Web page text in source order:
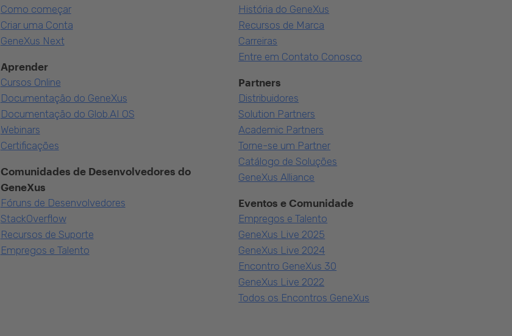
Como começar
Criar uma Conta
GeneXus Next
Aprender
Cursos Online
Documentação do GeneXus
Documentação do Glob.AI OS
Webinars
Certificações
Comunidades de Desenvolvedores do
GeneXus
Fóruns de Desenvolvedores
StackOverflow
Recursos de Suporte
Empregos e Talento
História do GeneXus
Recursos de Marca
Carreiras
Entre em Contato Conosco
Partners
Distribuidores
Solution Partners
Academic Partners
Torne-se um Partner
Catálogo de Soluções
GeneXus Alliance
Eventos e Comunidade
Empregos e Talento
GeneXus Live 2025
GeneXus Live 2024
Encontro GeneXus 30
GeneXus Live 2022
Todos os Encontros GeneXus